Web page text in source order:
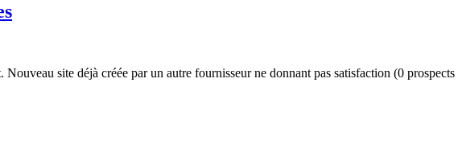
site déjà créée par un autre fournisseur ne donnant pas satisfaction (0